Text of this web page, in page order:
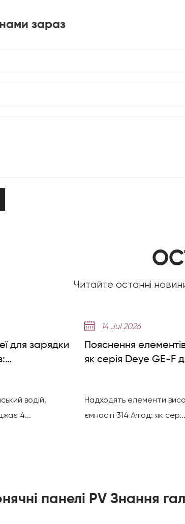
зараз
Читайте останні
для зарядки
водій,
4...
14 Jul 2026
Пояснення
як серія Deye GE-F
Надходять елементи
ємності 314 А·год: як сер...
панелі PV Знання